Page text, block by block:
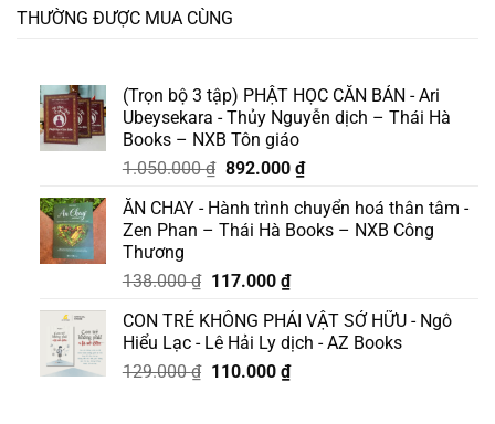
THƯỜNG ĐƯỢC MUA CÙNG
(Trọn bộ 3 tập) PHẬT HỌC CĂN BẢN - Ari
Ubeysekara - Thủy Nguyễn dịch – Thái Hà
Books – NXB Tôn giáo
1.050.000₫ Giá
là:
1.050.000 ₫.
892.000 ₫Giá
tại
là:
ĂN CHAY - Hành trình chuyển hoá thân tâm -
Zen Phan – Thái Hà Books – NXB Công
Thương
138.000₫ Giá
là:
138.000 ₫.
117.000 ₫Giá
tại
là:
117.000 ₫.
CON TRẺ KHÔNG PHẢI VẬT SỞ HỮU - Ngô
Hiểu Lạc - Lê Hải Ly dịch - AZ Books
129.000₫ Giá
110.000 ₫Giá